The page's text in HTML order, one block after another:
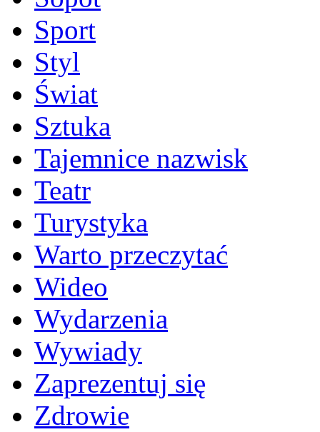
Sport
Styl
Świat
Sztuka
Tajemnice nazwisk
Teatr
Turystyka
Warto przeczytać
Wideo
Wydarzenia
Wywiady
Zaprezentuj się
Zdrowie